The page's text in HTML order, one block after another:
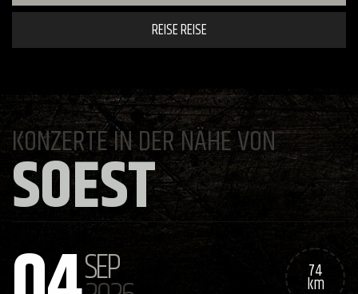
REISE REISE
KONZERTE IN DER NÄHE VON
SOEST
SEP 74
km